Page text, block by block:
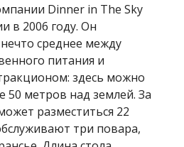
Dinner in The Sky
в 2006 году. Он
среднее между
питания и
здесь можно
50 метров над землей. За
разместиться 22
три повара,